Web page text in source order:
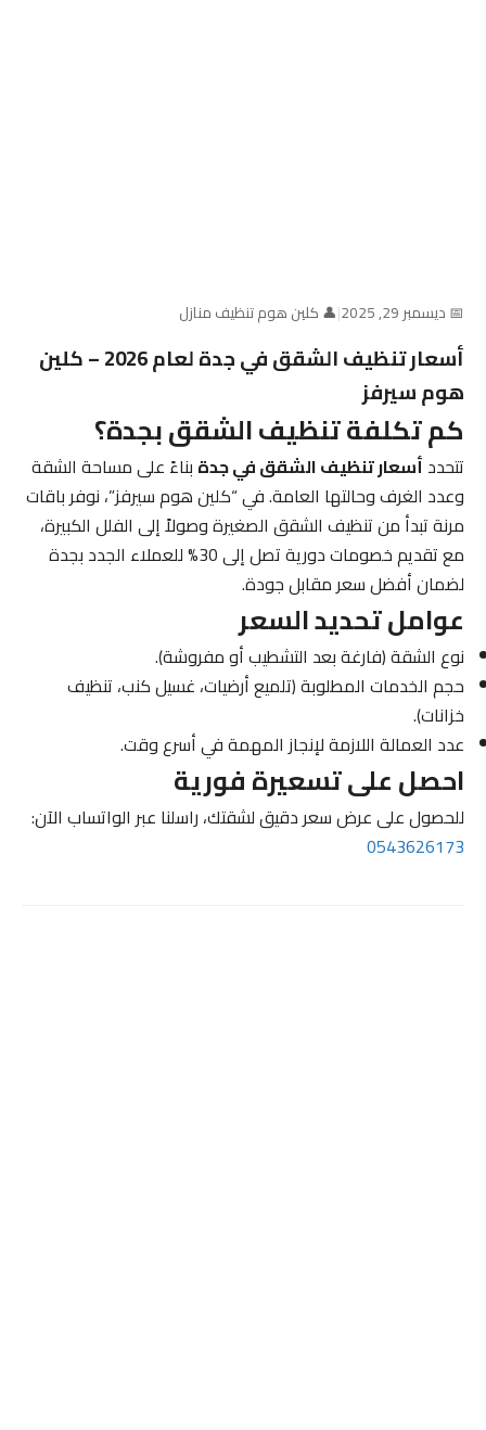
📅 ديسمبر 29, 2025 |👤 كلين هوم تنظيف منازل
أسعار تنظيف الشقق في جدة لعام 2026 – كلين
هوم سيرفز
كم تكلفة تنظيف الشقق بجدة؟
تتحددأسعار تنظيف الشقق في جدةبناءً على مساحة الشقة
وعدد الغرف وحالتها العامة. في “كلين هوم سيرفز”، نوفر باقات
مرنة تبدأ من تنظيف الشقق الصغيرة وصولاً إلى الفلل الكبيرة،
مع تقديم خصومات دورية تصل إلى 30% للعملاء الجدد بجدة
لضمان أفضل سعر مقابل جودة.
عوامل تحديد السعر
نوع الشقة (فارغة بعد التشطيب أو مفروشة).
حجم الخدمات المطلوبة (تلميع أرضيات، غسيل كنب، تنظيف
خزانات).
عدد العمالة اللازمة لإنجاز المهمة في أسرع وقت.
احصل على تسعيرة فورية
للحصول على عرض سعر دقيق لشقتك، راسلنا عبر الواتساب الآن:
0543626173